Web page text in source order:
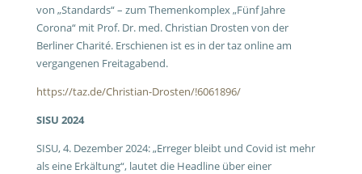
von „Standards“ – zum Themenkomplex „Fünf Jahre
Corona“ mit Prof. Dr. med. Christian Drosten von der
Berliner Charité. Erschienen ist es in der taz online am
vergangenen Freitagabend.
https://taz.de/Christian-Drosten/!6061896/
SISU 2024
SISU, 4. Dezember 2024: „Erreger bleibt und Covid ist mehr
als eine Erkältung“, lautet die Headline über einer